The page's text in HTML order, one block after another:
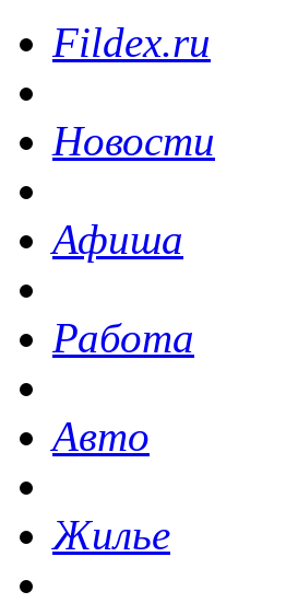
Fildex.ru
Новости
Афиша
Работа
Авто
Жилье